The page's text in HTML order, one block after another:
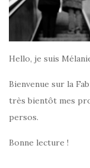
Hello, je suis
Bienvenue sur la
très bientôt mes
persos.
Bonne lecture !